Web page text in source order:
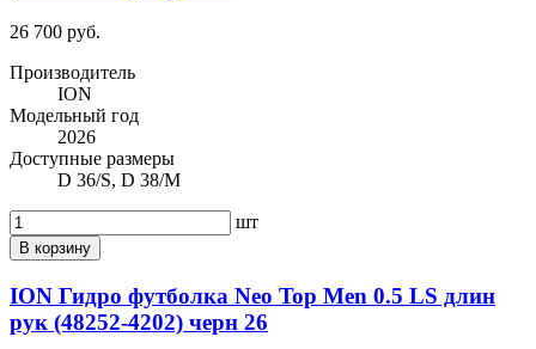
26 700 руб.
Производитель
ION
Модельный год
2026
Доступные размеры
D 36/S, D 38/M
шт
В корзину
ION Гидро футболка Neo Top Men 0.5 LS длин
рук (48252-4202) черн 26